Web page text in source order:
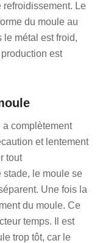
refroidissement. Le
du moule au
le métal est froid,
est
complètement
et lentement
tout
stade, le moule se
Une fois la
du moule. Ce
temps. Il est
trop tôt, car le